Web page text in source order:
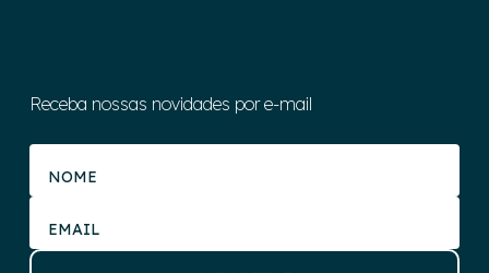
Receba nossas novidades por e-mail